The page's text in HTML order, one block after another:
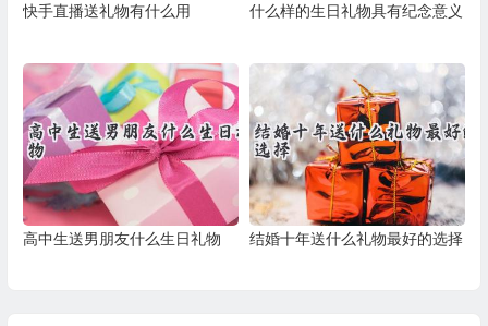
快手直播送礼物有什么用 什么样的生日礼物具有纪念意义
高中生送男朋友什么生日礼物 结婚十年送什么礼物最好的选择